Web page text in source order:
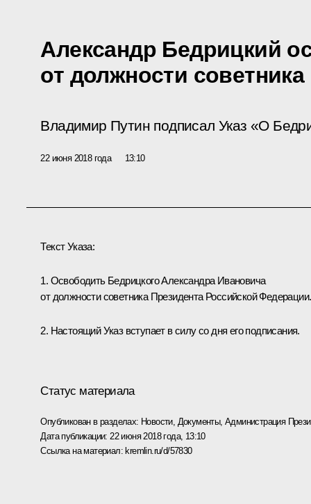
Александр Бедрицкий
от должности
Владимир Путин подписал Указ «О
22 июня 2018 года 13:10
Текст Указа:
1. Освободить Бедрицкого Александра Ивановича
от должности советника Президента Российской Федерации.
2. Настоящий Указ вступает в силу со дня его подписания.
Статус материала
Опубликован в разделах: Новости, Документы,Администрация
Дата публикации: 22 июня 2018 года, 13:10
Ссылка на материал: kremlin.ru/d/57830